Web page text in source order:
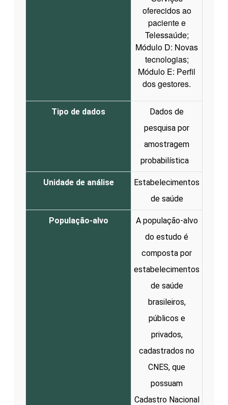
oferecidos ao
paciente e
Telessaúde;
Módulo D: Novas
tecnologias;
Módulo E: Perfil
dos gestores.
Tipo de dados
Dados de
pesquisa por
amostragem
probabilística
Unidade de análise
Estabelecimentos
de saúde
População-alvo
A população-alvo
do estudo é
composta por
estabelecimentos
de saúde
brasileiros,
públicos e
privados,
cadastrados no
CNES, que
possuam
Cadastro Nacional